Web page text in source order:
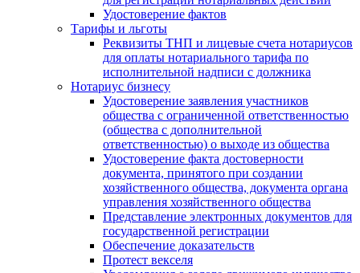
Удостоверение фактов
Тарифы и льготы
Реквизиты ТНП и лицевые счета нотариусов
для оплаты нотариального тарифа по
исполнительной надписи с должника
Нотариус бизнесу
Удостоверение заявления участников
общества с ограниченной ответственностью
(общества с дополнительной
ответственностью) о выходе из общества
Удостоверение факта достоверности
документа, принятого при создании
хозяйственного общества, документа органа
управления хозяйственного общества
Представление электронных документов для
государственной регистрации
Обеспечение доказательств
Протест векселя